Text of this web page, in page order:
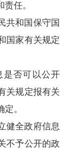
任。
共和国保守国
国家有关规定
是否可以公开
关规定报有关
。
健全政府信息
不予公开的政